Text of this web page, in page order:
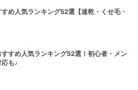
すめ人気ランキング52選【速乾・くせ毛・
すめ人気ランキング52選！初心者・メン
も♪